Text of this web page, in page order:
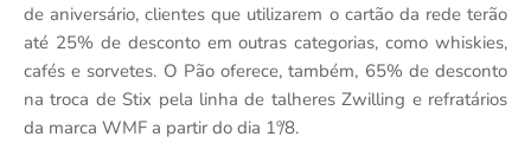
de aniversário, clientes que utilizarem o cartão da rede terão
até 25% de desconto em outras categorias, como whiskies,
cafés e sorvetes. O Pão oferece, também, 65% de desconto
na troca de Stix pela linha de talheres Zwilling e refratários
da marca WMF a partir do dia 1º/8.